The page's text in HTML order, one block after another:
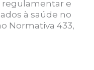
e
à saúde no
Normativa 433,